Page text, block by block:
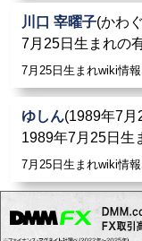
川口 宰曜子(かわ
7月25日生まれの
7月25日生まれwiki情
ゆしん(1989年7月
1989年7月25日生
7月25日生まれwiki情